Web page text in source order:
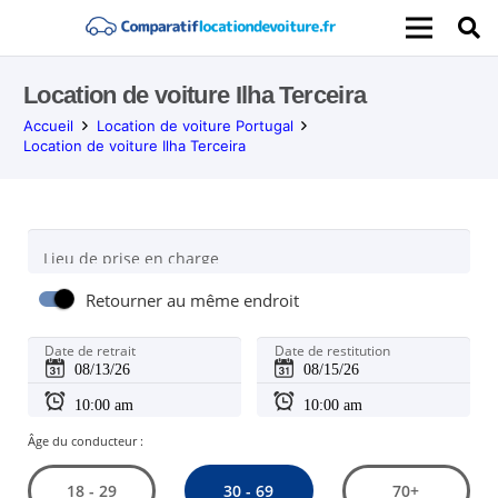
Location de voiture Ilha Terceira
Accueil
Location de voiture Portugal
Location de voiture Ilha Terceira
Lieu de prise en charge
Retourner au même endroit
Date de retrait Date de restitution
Âge du conducteur :
18 - 29 30 - 69 70+